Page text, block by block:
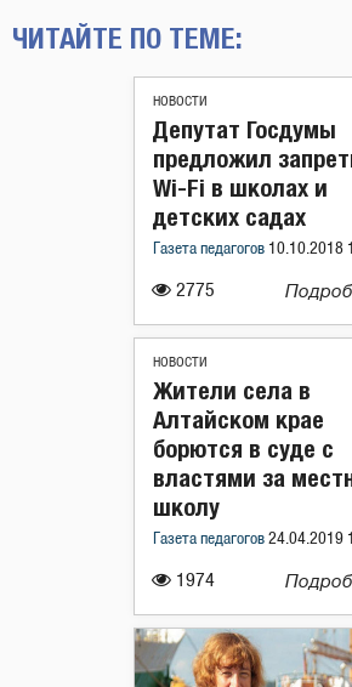
ЧИТАЙТЕ ПО ТЕМЕ:
НОВОСТИ
2775
Депутат Госдумы
предложил
Wi-Fi в школах и
детских садах
Газета педагогов 10.10.2018
НОВОСТИ
1974
Жители села в
Алтайском крае
борются в суде с
властями за
школу
Газета педагогов 24.04.2019